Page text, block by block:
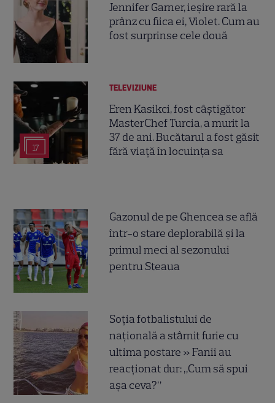
Jennifer Garner, ieșire rară la
prânz cu fiica ei, Violet. Cum au
fost surprinse cele două
17
TELEVIZIUNE
Eren Kasikci, fost câștigător
MasterChef Turcia, a murit la
37 de ani. Bucătarul a fost găsit
fără viață în locuința sa
Gazonul de pe Ghencea se află
într-o stare deplorabilă și la
primul meci al sezonului
pentru Steaua
Soția fotbalistului de
națională a stârnit furie cu
ultima postare » Fanii au
reacționat dur: „Cum să spui
așa ceva?”